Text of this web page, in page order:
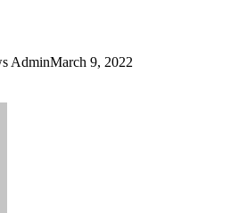
AdminMarch 9, 2022